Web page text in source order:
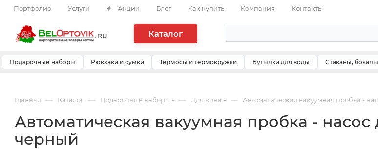
Портфолио Услуги Акции Блог Как купить Компания Контакты
Каталог
Подарочные наборы Рюкзаки и сумки Термосы и термокружки Бутылки для воды Стаканы,
Главная — Каталог — Подарочные наборы — Для вина — Автоматическая вакуумная пробка -
Автоматическая вакуумная пробка - насос
черный